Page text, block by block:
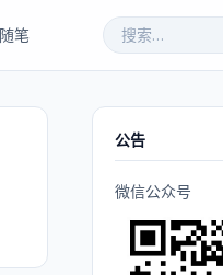
随笔
公告
微信公众号